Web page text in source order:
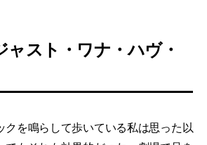
ャスト・ワナ・ハヴ・
を鳴らして歩いている私は思った以